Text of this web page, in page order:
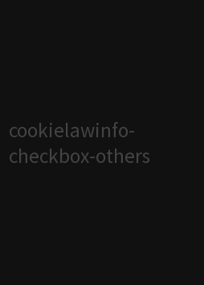
cookielawinfo-
checkbox-others